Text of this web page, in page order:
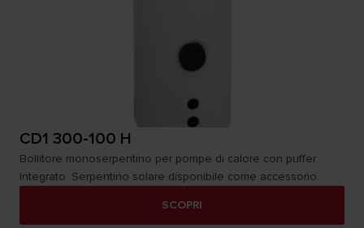
CD1 300-100 H
Bollitore monoserpentino per pompe di calore con puffer
integrato. Serpentino solare disponibile come accessorio.
SCOPRI